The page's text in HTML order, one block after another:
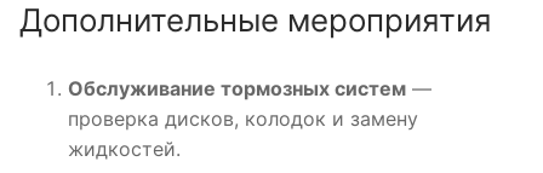
Дополнительные мероприятия
Обслуживание тормозных систем —
проверка дисков, колодок и замену
жидкостей.